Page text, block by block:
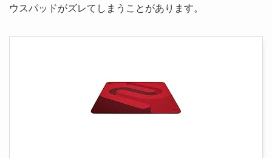
ウスパッドがズレてしまうことがあります。